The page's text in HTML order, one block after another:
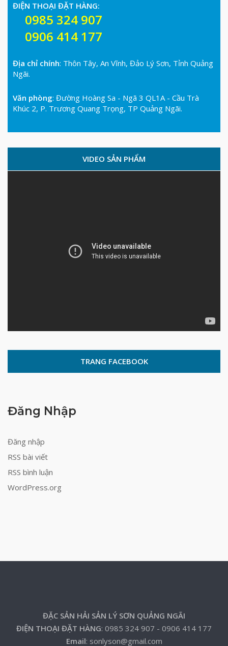
ĐIỆN THOẠI ĐẶT HÀNG:
0985 324 907
0906 414 177
Địa chỉ chính: Thôn Tây, An Vĩnh, Đảo Lý Sơn, Tỉnh Quảng
Ngãi.
Văn phòng: Đường Hoàng Sa - Ngã 3 QL1A - Cầu Trà
Khúc 2, P. Trương Quang Trọng, TP Quảng Ngãi.
VIDEO SẢN PHẨM
TRANG FACEBOOK
Đăng Nhập
Đăng nhập
RSS bài viết
RSS bình luận
WordPress.org
ĐẶC SẢN HẢI SẢN LÝ SƠN QUẢNG NGÃI
ĐIỆN THOẠI ĐẶT HÀNG: 0985 324 907 - 0906 414 177
Email: sonlyson@gmail.com